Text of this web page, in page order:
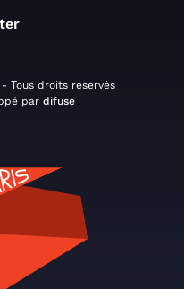
Tous droits réservés
par difuse